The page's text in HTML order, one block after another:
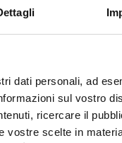
dati personali, ad
sul vostro
ricercare il
vostre scelte in